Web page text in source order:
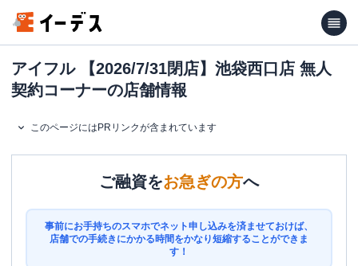
アイフル 【2026/7/31閉店】池袋西口店 無人
契約コーナーの店舗情報
このページにはPRリンクが含まれています
ご融資をお急ぎの方へ
事前にお手持ちのスマホでネット申し込みを済ませておけば、
店舗での手続きにかかる時間をかなり短縮することができま
す！